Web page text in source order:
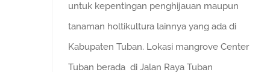
untuk kepentingan penghijauan maupun
tanaman holtikultura lainnya yang ada di
Kabupaten Tuban. Lokasi mangrove Center
Tuban berada di Jalan Raya Tuban